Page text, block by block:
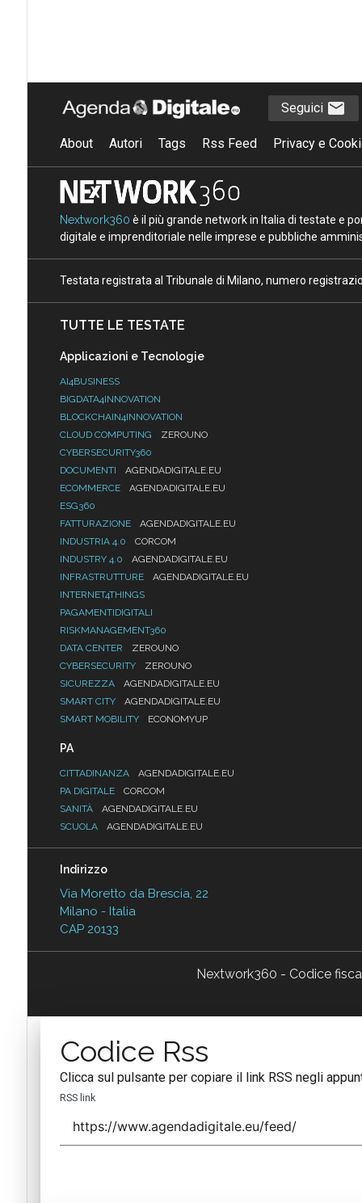
Seguici
About Autori Tags Rss Feed Privacy e
Nextwork360 è il più grande network in Italia di testate e
digitale e imprenditoriale nelle imprese e pubbliche
Testata registrata al Tribunale di Milano, numero
TUTTE LE TESTATE
Applicazioni e Tecnologie
AI4BUSINESS
BIGDATA4INNOVATION
BLOCKCHAIN4INNOVATION
CLOUD COMPUTING
ZEROUNO
CYBERSECURITY360
DOCUMENTI
AGENDADIGITALE.EU
ECOMMERCE
AGENDADIGITALE.EU
ESG360
FATTURAZIONE
AGENDADIGITALE.EU
INDUSTRIA 4.0
CORCOM
INDUSTRY 4.0
AGENDADIGITALE.EU
INFRASTRUTTURE
AGENDADIGITALE.EU
INTERNET4THINGS
PAGAMENTIDIGITALI
RISKMANAGEMENT360
DATA CENTER
ZEROUNO
CYBERSECURITY
ZEROUNO
SICUREZZA
AGENDADIGITALE.EU
SMART CITY
AGENDADIGITALE.EU
SMART MOBILITY
ECONOMYUP
PA
CITTADINANZA
AGENDADIGITALE.EU
PA DIGITALE
CORCOM
SANITÀ
AGENDADIGITALE.EU
SCUOLA
AGENDADIGITALE.EU
Indirizzo
Via Moretto da Brescia, 22
Milano - Italia
CAP 20133
Nextwork360 - Codice
Codice Rss
Clicca sul pulsante per copiare il link RSS negli
RSS link